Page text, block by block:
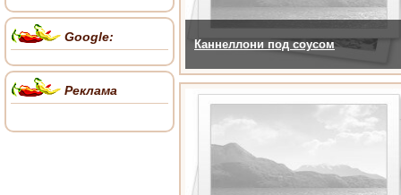
Каннеллони под соусом
Google:
Реклама